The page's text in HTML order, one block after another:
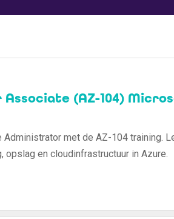
(AZ-104)
met de AZ-104 training.
en cloudinfrastructuur in Azure.